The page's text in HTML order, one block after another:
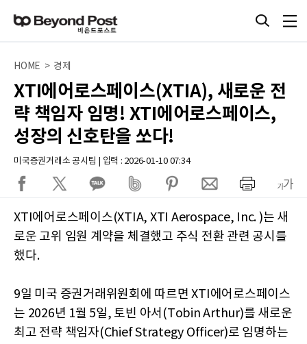
HOME > 경제
XTI에어로스페이스(XTIA), 새로운 전
략 책임자 임명! XTI에어로스페이스,
성장의 신호탄을 쏘다!
미국증권거래소 공시팀 | 입력 : 2026-01-10 07:34
XTI에어로스페이스(XTIA, XTI Aerospace, Inc. )는 새
로운 고위 임원 계약을 체결했고 주식 전환 관련 공시를
했다.
9일 미국 증권거래위원회에 따르면 XTI에어로스페이스
는 2026년 1월 5일, 토빈 아서(Tobin Arthur)를 새로운
최고 전략 책임자(Chief Strategy Officer)로 임명하는